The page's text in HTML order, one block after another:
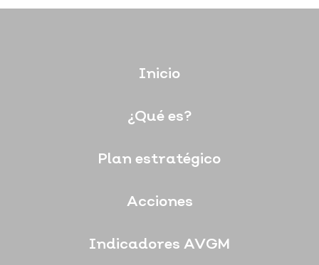
Inicio
¿Qué es?
Plan estratégico
Acciones
Indicadores AVGM